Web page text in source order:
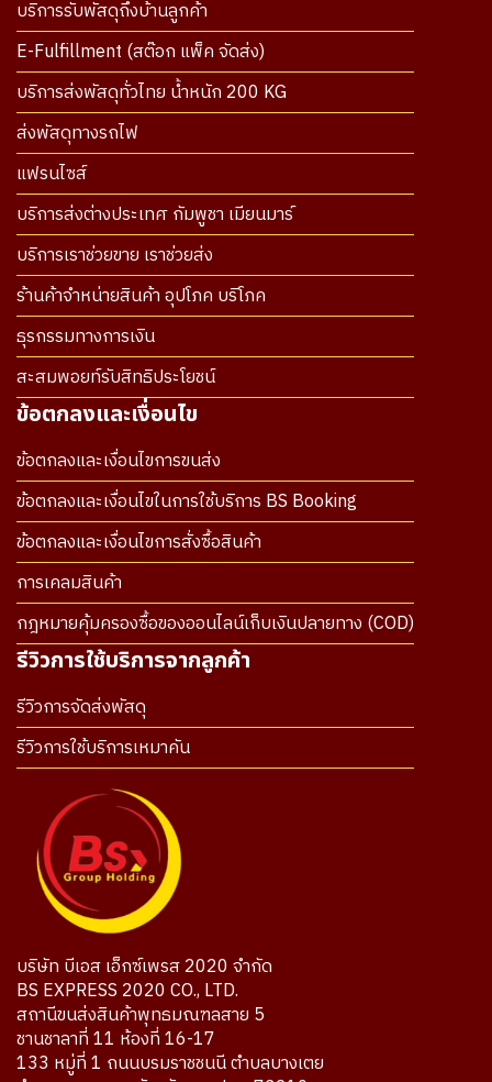
บริการรับพัสดุถึงบ้านลูกค้า
E-Fulfillment (สต๊อก แพ็ค จัดส่ง)
บริการส่งพัสดุทั่วไทย น้ำหนัก 200 KG
ส่งพัสดุทางรถไฟ
แฟรนไซส์
บริการส่งต่างประเทศ กัมพูชา เมียนมาร์
บริการเราช่วยขาย เราช่วยส่ง
ร้านค้าจำหน่ายสินค้า อุปโภค บริโภค
ธุรกรรมทางการเงิน
สะสมพอยท์รับสิทธิประโยชน์
ข้อตกลงและเงื่อนไข
ข้อตกลงและเงื่อนไขการขนส่ง
ข้อตกลงและเงื่อนไขในการใช้บริการ BS Booking
ข้อตกลงและเงื่อนไขการสั่งซื้อสินค้า
การเคลมสินค้า
กฎหมายคุ้มครองซื้อของออนไลน์เก็บเงินปลายทาง (COD)
รีวิวการใช้บริการจากลูกค้า
รีวิวการจัดส่งพัสดุ
รีวิวการใช้บริการเหมาคัน
บริษัท บีเอส เอ็กซ์เพรส 2020 จำกัด
BS EXPRESS 2020 CO., LTD.
สถานีขนส่งสินค้าพุทธมณฑลสาย 5
ชานชาลาที่ 11 ห้องที่ 16-17
133 หมู่ที่ 1 ถนนบรมราชชนนี ตำบลบางเตย